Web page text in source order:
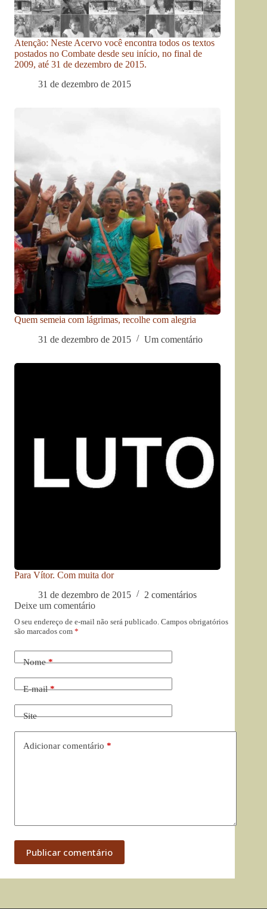
Atenção: Neste Acervo você encontra todos os textos
postados no Combate desde seu início, no final de
2009, até 31 de dezembro de 2015.
31 de dezembro de 2015
Quem semeia com lágrimas, recolhe com alegria
31 de dezembro de 2015
Um comentário
Para Vítor. Com muita dor
31 de dezembro de 2015
2 comentários
Deixe um comentário
O seu endereço de e-mail não será publicado. Campos obrigatórios
são marcados com *
Nome*
E-mail*
Site
Adicionar comentário *
Publicar comentário